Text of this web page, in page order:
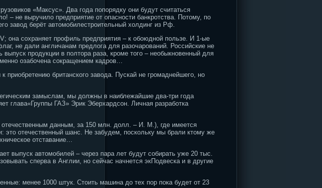
«Максус». Два года попорядку они будут считаться
– не выручило предприятие от опасности банкротства. Потому, по
завод берёт автомобилестроительный холдинг из Рф.
она сохраняет профиль предприятия – к обоюдной пользе. И 1-ые
не дали англичанам предлога для разочарований. Российские не
продукции в полтора раза, кроме того – необыкновенный для
озабочена сокращением кадров…
приобретению британского завода. Пускай не громаднейшего, но
замыслам, мы должны в наиблежайшие два-три года
глава«Группы ГАЗ» Эрик Эберхардсон. Личная разработка
отечественным данным, за 150 млн. долл. – И. М.), где имеется
это отечественный шанс. Не забудем, поскольку мы брали ктому же
отставание…
выпуск автомобилей – через пара лет будут собирать уже 20 тыс.
сперва в Англии, но сейчас начнется экПодвеска и в другие
менее 1000 штук. Стоить машина до тех пор пока будет от 23